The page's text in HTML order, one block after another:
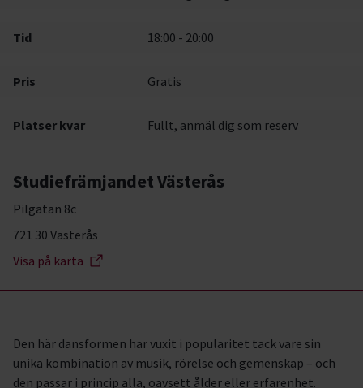
Tid 18:00 - 20:00
Pris Gratis
Platser kvar Fullt, anmäl dig som reserv
Studiefrämjandet Västerås
Pilgatan 8c
721 30 Västerås
Visa på karta
Den här dansformen har vuxit i popularitet tack vare sin
unika kombination av musik, rörelse och gemenskap – och
den passar i princip alla, oavsett ålder eller erfarenhet.